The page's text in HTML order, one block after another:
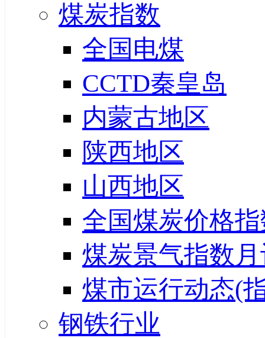
煤炭指数
全国电煤
CCTD秦皇岛
内蒙古地区
陕西地区
山西地区
全国煤炭价格
煤炭景气指数
煤市运行动态(
钢铁行业